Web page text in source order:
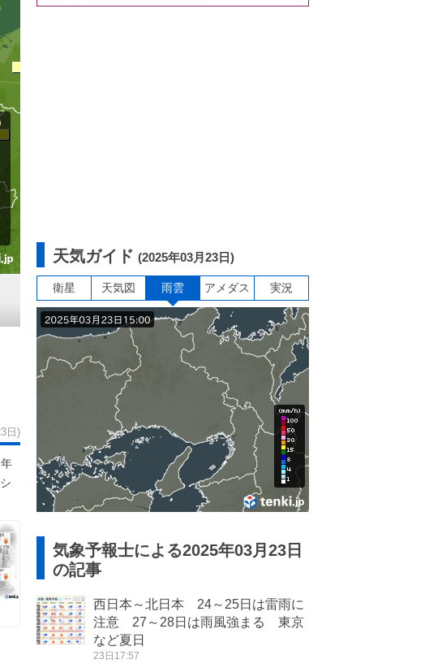
日)
天気ガイド (2025年03月23日)
衛星 天気図 雨雲 アメダス 実況
気象予報士による2025年03月23日
の記事
西日本～北日本 24～25日は雷雨に
注意 27～28日は雨風強まる 東京
など夏日
23日17:57